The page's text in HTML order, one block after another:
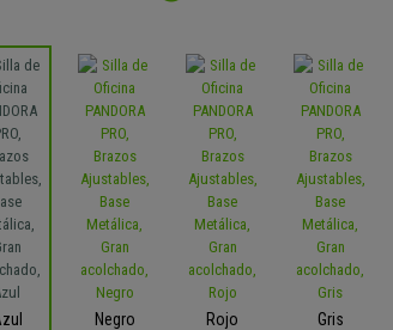
Negro Rojo Gris